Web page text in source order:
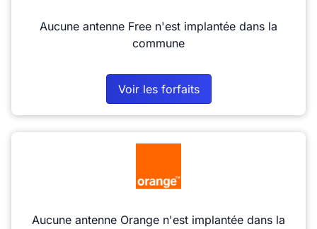
Aucune antenne Free n'est implantée dans la
commune
Voir les forfaits
Aucune antenne Orange n'est implantée dans la